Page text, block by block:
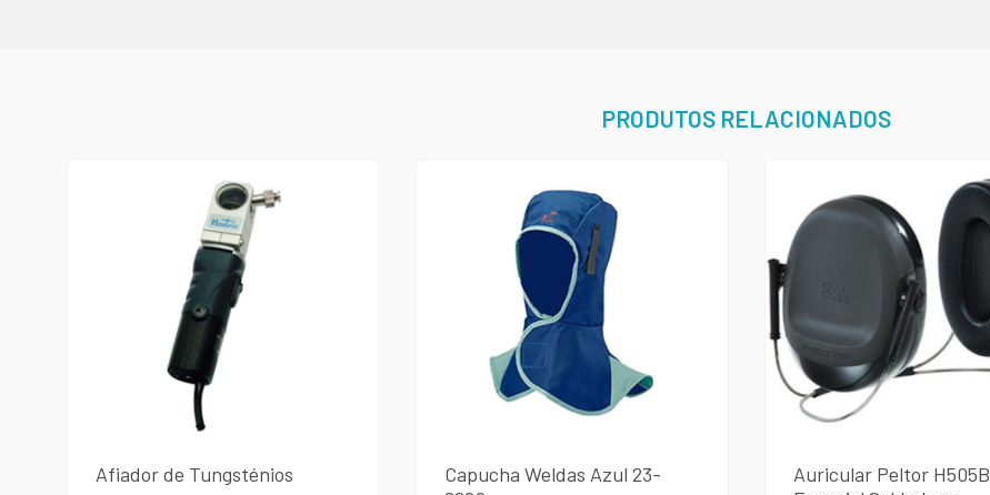
PRODUTOS RELACIONADOS
Afiador de Tungsténios
Capucha Weldas Azul 23-
Auricular Peltor H505B